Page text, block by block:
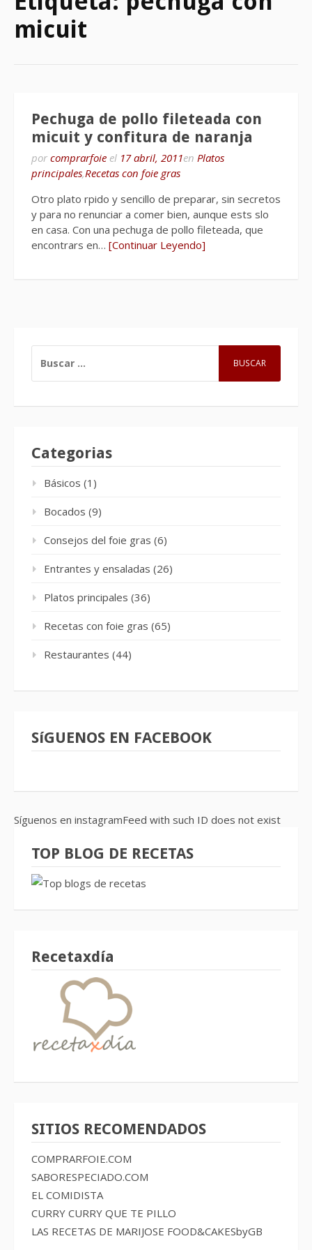
micuit
Pechuga de pollo fileteada con
micuit y confitura de naranja
por comprarfoie el 17 abril, 2011en Platos
principales,Recetas con foie gras
Otro plato rpido y sencillo de preparar, sin secretos
y para no renunciar a comer bien, aunque ests slo
en casa. Con una pechuga de pollo fileteada, que
encontrars en… [Continuar Leyendo]
Categorias
Básicos (1)
Bocados (9)
Consejos del foie gras (6)
Entrantes y ensaladas (26)
Platos principales (36)
Recetas con foie gras (65)
Restaurantes (44)
SíGUENOS EN FACEBOOK
Síguenos en instagramFeed with such ID does not exist
TOP BLOG DE RECETAS
Recetaxdía
SITIOS RECOMENDADOS
COMPRARFOIE.COM
SABORESPECIADO.COM
EL COMIDISTA
CURRY CURRY QUE TE PILLO
LAS RECETAS DE MARIJOSE FOOD&CAKESbyGB